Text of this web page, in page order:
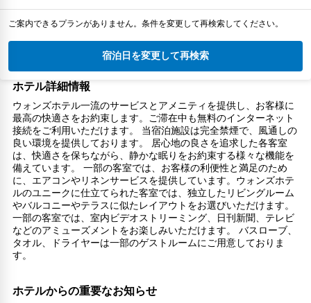
ご案内できるプランがありません。条件を変更して再検索してください。
宿泊日を変更して再検索
ホテル詳細情報
ウォンズホテル一流のサービスとアメニティを提供し、お客様に
最高の快適さをお約束します。ご滞在中も無料のインターネット
接続をご利用いただけます。 当宿泊施設は完全禁煙で、風通しの
良い環境を提供しております。 居心地の良さを追求した各客室
は、快適さを保ちながら、静かな眠りをお約束する様々な機能を
備えています。 一部の客室では、お客様の利便性と満足のため
に、エアコンやリネンサービスを提供しています。ウォンズホテ
ルのユニークに仕立てられた客室では、独立したリビングルーム
やバルコニーやテラスに似たレイアウトをお選びいただけます。
一部の客室では、室内ビデオストリーミング、日刊新聞、テレビ
などのアミューズメントをお楽しみいただけます。 バスローブ、
タオル、ドライヤーは一部のゲストルームにご用意しておりま
す。
ホテルからの重要なお知らせ